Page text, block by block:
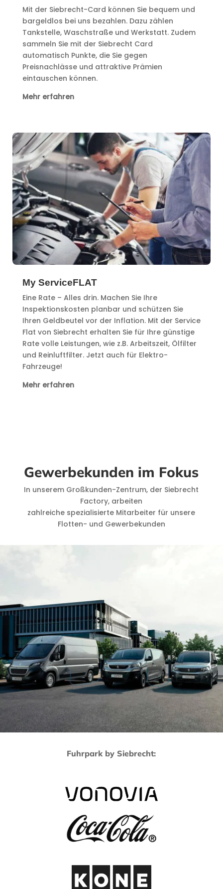
Mit der Siebrecht-Card können Sie bequem und
bargeldlos bei uns bezahlen. Dazu zählen
Tankstelle, Waschstraße und Werkstatt. Zudem
sammeln Sie mit der Siebrecht Card
automatisch Punkte, die Sie gegen
Preisnachlässe und attraktive Prämien
eintauschen können.
Mehr erfahren
My ServiceFLAT
Eine Rate – Alles drin. Machen Sie Ihre
Inspektionskosten planbar und schützen Sie
Ihren Geldbeutel vor der Inflation. Mit der Service
Flat von Siebrecht erhalten Sie für Ihre günstige
Rate volle Leistungen, wie z.B. Arbeitszeit, Ölfilter
und Reinluftfilter. Jetzt auch für Elektro-
Fahrzeuge!
Mehr erfahren
Gewerbekunden im Fokus
In unserem Großkunden-Zentrum, der Siebrecht
Factory, arbeiten
zahlreiche spezialisierte Mitarbeiter für unsere
Flotten- und Gewerbekunden
Fuhrpark by Siebrecht: